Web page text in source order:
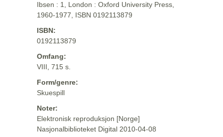
Ibsen : 1, London : Oxford University Press,
1960-1977, ISBN 0192113879
ISBN:
0192113879
Omfang:
VIII, 715 s.
Form/genre:
Skuespill
Noter:
Elektronisk reproduksjon [Norge]
Nasjonalbiblioteket Digital 2010-04-08